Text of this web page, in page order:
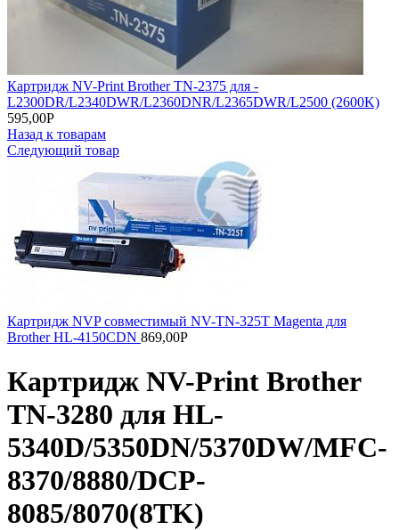
Картридж NV-Print Brother TN-2375 для -
L2300DR/L2340DWR/L2360DNR/L2365DWR/L2500 (2600K)
595,00Р
Назад к товарам
Следующий товар
Картридж NVP совместимый NV-TN-325T Magenta для
Brother HL-4150CDN 869,00Р
Картридж NV-Print Brother
TN-3280 для HL-
5340D/5350DN/5370DW/MFC-
8370/8880/DCP-
8085/8070(8TK)